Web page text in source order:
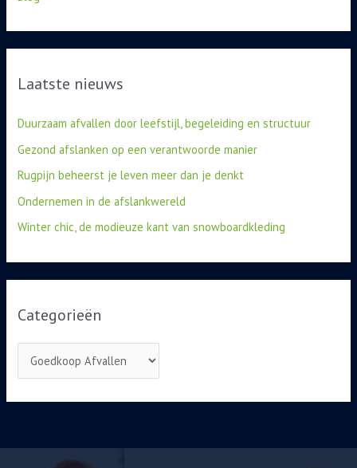
Laatste nieuws
Duurzaam afvallen door leefstijl, begeleiding en structuur
Gezond afslanken op een verantwoorde manier
Rugpijn beheerst je leven meer dan je denkt
Ondernemen in de afslankwereld
Winter chic, de modieuze kant van snowboardkleding
Categorieën